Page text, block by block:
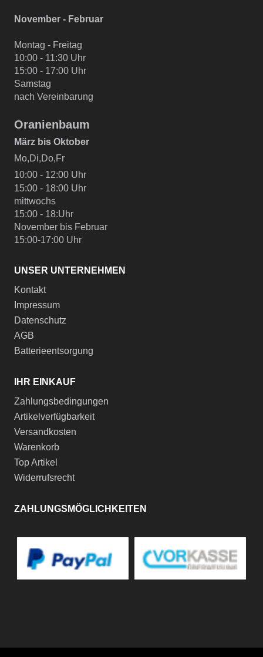
November - Februar
Montag - Freitag
10:00 - 11:30 Uhr
15:00 - 17:00 Uhr
Samstag
nach Vereinbarung
Oranienbaum
März bis Oktober
Mo,Di,Do,Fr
10:00 - 12:00 Uhr
15:00 - 18:00 Uhr
mittwochs
15:00 - 18:Uhr
November bis Februar
15:00-17:00 Uhr
UNSER UNTERNEHMEN
Kontakt
Impressum
Datenschutz
AGB
Batterieentsorgung
IHR EINKAUF
Zahlungsbedingungen
Artikelverfügbarkeit
Versandkosten
Warenkorb
Top Artikel
Widerrufsrecht
ZAHLUNGSMÖGLICHKEITEN